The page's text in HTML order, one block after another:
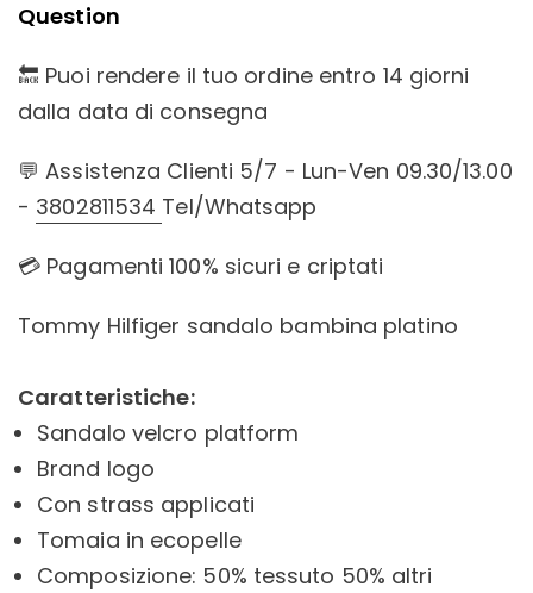
Question
🔙 Puoi rendere il tuo ordine entro 14 giorni
dalla data di consegna
💬 Assistenza Clienti 5/7 - Lun-Ven 09.30/13.00
- 3802811534 Tel/Whatsapp
💳 Pagamenti 100% sicuri e criptati
Tommy Hilfiger sandalo bambina platino
Caratteristiche:
Sandalo velcro platform
Brand logo
Con strass applicati
Tomaia in ecopelle
Composizione: 50% tessuto 50% altri